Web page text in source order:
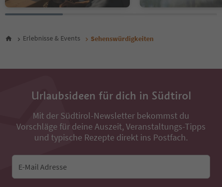
Erlebnisse & Events Sehenswürdigkeiten
Urlaubsideen für dich in Südtirol
Mit der Südtirol-Newsletter bekommst du
Vorschläge für deine Auszeit, Veranstaltungs-Tipps
und typische Rezepte direkt ins Postfach.
E-Mail Adresse